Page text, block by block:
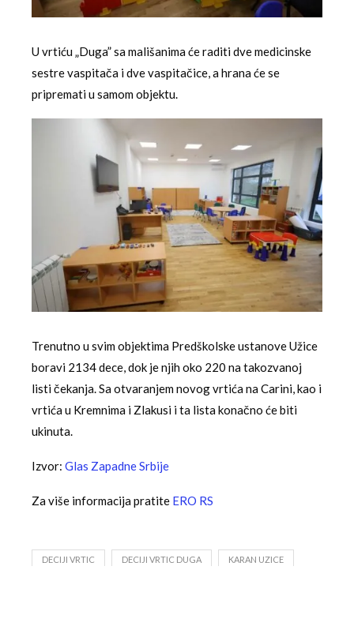
U vrtiću „Duga” sa mališanima će raditi dve medicinske
sestre vaspitača i dve vaspitačice, a hrana će se
pripremati u samom objektu.
Trenutno u svim objektima Predškolske ustanove Užice
boravi 2134 dece, dok je njih oko 220 na takozvanoj
listi čekanja. Sa otvaranjem novog vrtića na Carini, kao i
vrtića u Kremnima i Zlakusi i ta lista konačno će biti
ukinuta.
Izvor: Glas Zapadne Srbije
Za više informacija pratite ERO RS
DECIJI VRTIC DECIJI VRTIC DUGA KARAN UZICE